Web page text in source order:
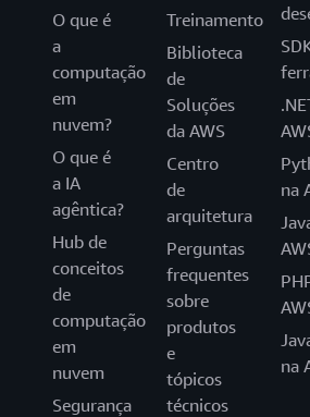
O que é
a
computação
em
nuvem?
O que é
a IA
agêntica?
Hub de
conceitos
de
computação
em
nuvem
Segurança
Treinamento
Biblioteca
de
Soluções
da AWS
Centro
de
arquitetura
Perguntas
frequentes
sobre
produtos
e
tópicos
técnicos
na
na